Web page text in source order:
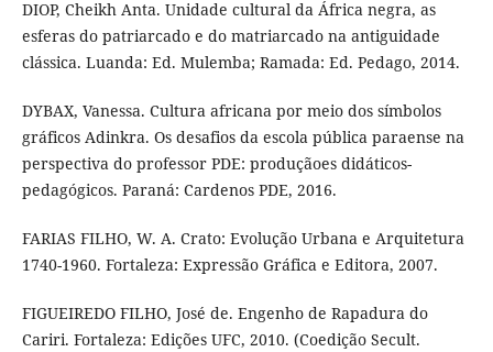
DIOP, Cheikh Anta. Unidade cultural da África negra, as
esferas do patriarcado e do matriarcado na antiguidade
clássica. Luanda: Ed. Mulemba; Ramada: Ed. Pedago, 2014.
DYBAX, Vanessa. Cultura africana por meio dos símbolos
gráficos Adinkra. Os desafios da escola pública paraense na
perspectiva do professor PDE: produçãoes didáticos-
pedagógicos. Paraná: Cardenos PDE, 2016.
FARIAS FILHO, W. A. Crato: Evolução Urbana e Arquitetura
1740-1960. Fortaleza: Expressão Gráfica e Editora, 2007.
FIGUEIREDO FILHO, José de. Engenho de Rapadura do
Cariri. Fortaleza: Edições UFC, 2010. (Coedição Secult.